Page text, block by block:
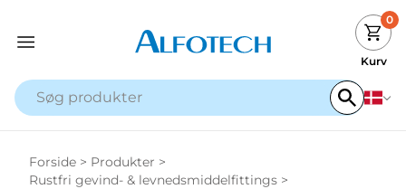
0
Kurv
Forside > Produkter >
Rustfri gevind- & levnedsmiddelfittings >